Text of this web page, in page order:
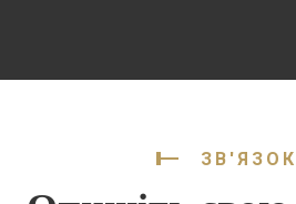
ЗВ'ЯЗОК